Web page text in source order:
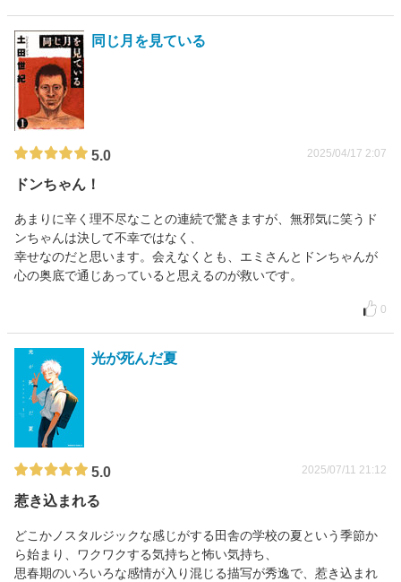
同じ月を見ている
5.0 2025/04/17 2:07
ドンちゃん！
あまりに辛く理不尽なことの連続で驚きますが、無邪気に笑うド
ンちゃんは決して不幸ではなく、
幸せなのだと思います。会えなくとも、エミさんとドンちゃんが
心の奥底で通じあっていると思えるのが救いです。
0
光が死んだ夏
5.0 2025/07/11 21:12
惹き込まれる
どこかノスタルジックな感じがする田舎の学校の夏という季節か
ら始まり、ワクワクする気持ちと怖い気持ち、
思春期のいろいろな感情が入り混じる描写が秀逸で、惹き込まれ